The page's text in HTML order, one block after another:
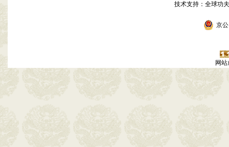
技术支持：全球
京公
网